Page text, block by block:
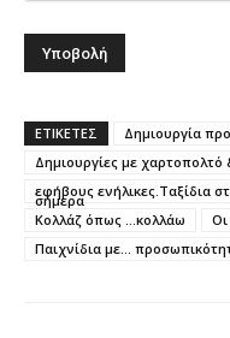
ΕΤΙΚΕΤΕΣ
Δημιουργία
Δημιουργίες με
εφήβους ενήλικες.Ταξίδια
σήμερα
Κολλάζ όπως …κολλάω
Παιχνίδια με…